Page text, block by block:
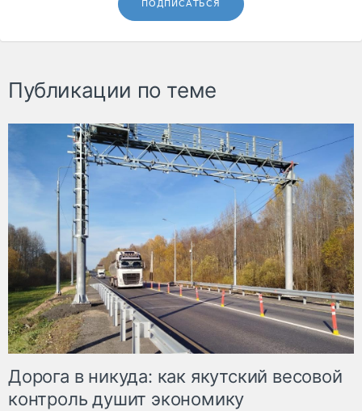
ПОДПИСАТЬСЯ
Публикации по теме
Дорога в никуда: как якутский весовой
контроль душит экономику